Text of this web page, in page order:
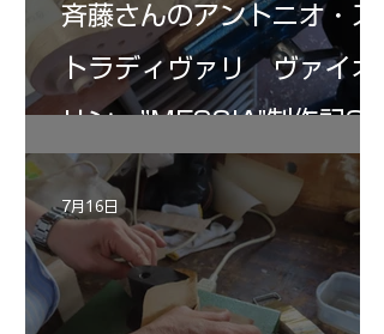
斉藤さんのアントニオ・ス
トラディヴァリ ヴァイオ
リン ”MESSIA"制作記32
7月16日